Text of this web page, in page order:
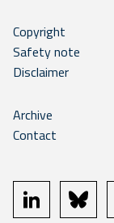
Copyright
Safety note
Disclaimer
Archive
Contact
linkedin bluesky